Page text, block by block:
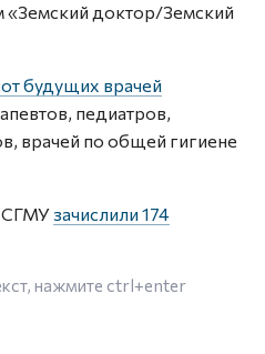
«Земский доктор/Земский
будущих врачей
педиатров,
врачей по общей гигиене
СГМУзачислили 174
нажмите ctrl+enter